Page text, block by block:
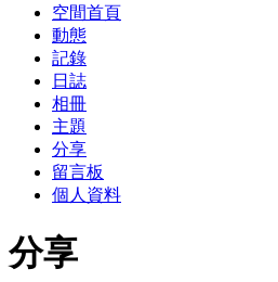
空間首頁
動態
記錄
日誌
相冊
主題
分享
留言板
個人資料
分享